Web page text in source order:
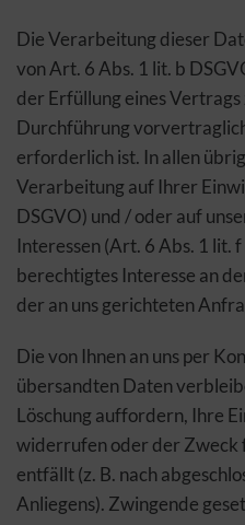
Die Verarbeitung dieser
von Art. 6 Abs. 1 lit. b
der Erfüllung eines
Durchführung
erforderlich ist. In allen
Verarbeitung auf Ihrer
DSGVO) und / oder auf
Interessen (Art. 6 Abs. 1 lit.
berechtigtes Interesse an
der an uns gerichteten
Die von Ihnen an uns per
übersandten Daten
Löschung auffordern, Ihre
widerrufen oder der Zweck
entfällt (z. B. nach
Anliegens). Zwingende